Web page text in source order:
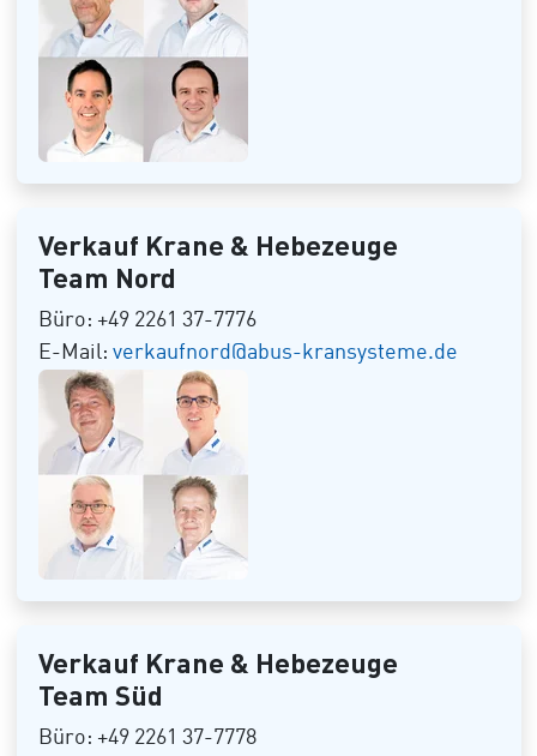
Verkauf Krane & Hebezeuge
Team Nord
Büro: +49 2261 37-7776
E-Mail: verkaufnord@abus-kransysteme.de
Verkauf Krane & Hebezeuge
Team Süd
Büro: +49 2261 37-7778